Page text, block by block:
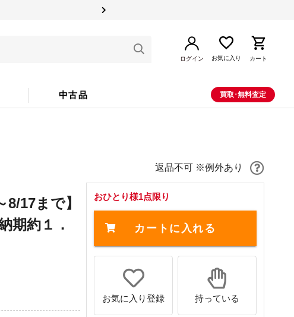
ログイン お気に入り カート
中古品 買取･無料査定
17まで】
納期約１．
返品不可 ※例外あり
おひとり様1点限り
カートに入れる
お気に入り登録 持っている